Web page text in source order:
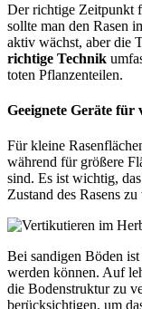
Der richtige Zeitpunkt
sollte man den Rasen
aktiv wächst, aber die
richtige Technik
toten Pflanzenteilen.
Geeignete Geräte für
Für kleine
während für größere
sind. Es ist wichtig,
Zustand des Rasens
Bei sandigen Böden
werden können. Auf
die Bodenstruktur zu
berücksichtigen, um